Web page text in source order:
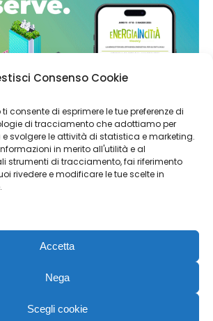
Consenso Cookie
consente di esprimere le tue preferenze di
di tracciamento che adottiamo per
svolgere le attività di statistica e marketing.
in merito all'utilità e al
strumenti di tracciamento, fai riferimento
rivedere e modificare le tue scelte in
Accetta
Nega
Scegli cookie
Editoriale Farlastrada Srl, Via Martiri della